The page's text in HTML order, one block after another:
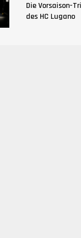
Die Vorsaison-
des HC Lugano